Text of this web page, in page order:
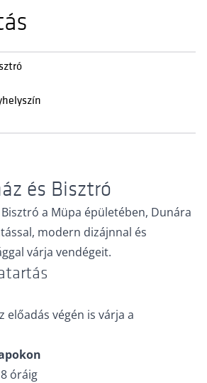
és Bisztró
Bisztró a Müpa épületében, Dunára
modern dizájnnal és
várja vendégeit.
előadás végén is várja a
óráig